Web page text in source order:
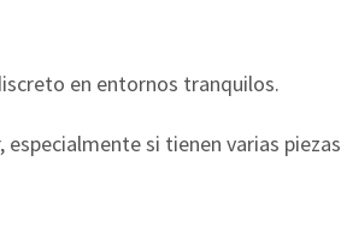
en entornos tranquilos.
si tienen varias piezas